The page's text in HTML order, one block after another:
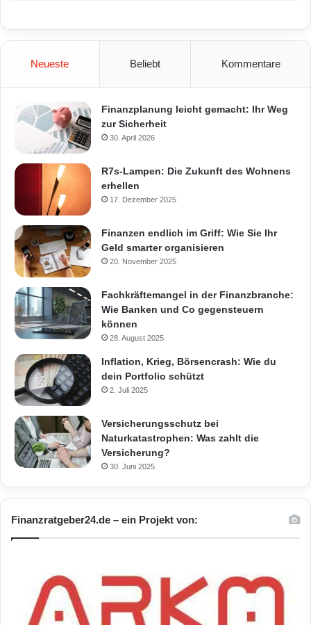
Neueste Beliebt Kommentare
Finanzplanung leicht gemacht: Ihr Weg
zur Sicherheit
30. April 2026
R7s-Lampen: Die Zukunft des Wohnens
erhellen
17. Dezember 2025
Finanzen endlich im Griff: Wie Sie Ihr
Geld smarter organisieren
20. November 2025
Fachkräftemangel in der Finanzbranche:
Wie Banken und Co gegensteuern
können
28. August 2025
Inflation, Krieg, Börsencrash: Wie du
dein Portfolio schützt
2. Juli 2025
Versicherungsschutz bei
Naturkatastrophen: Was zahlt die
Versicherung?
30. Juni 2025
Finanzratgeber24.de – ein Projekt von: